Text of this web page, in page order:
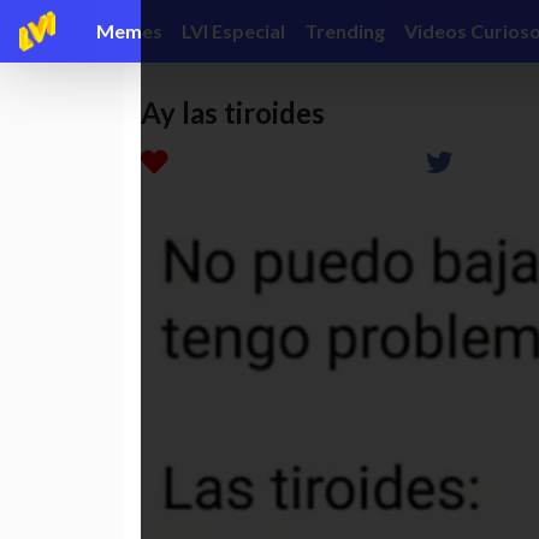
Memes LVI Especial Trending Videos
Ay las tiroides